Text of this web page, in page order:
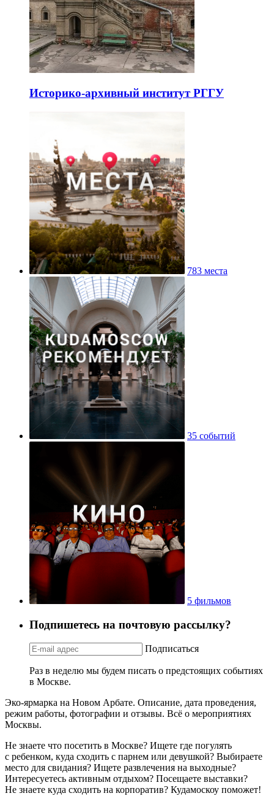
Историко-архивный институт РГГУ
783 места
35 событий
5 фильмов
Подпишетесь на почтовую рассылку?
Подписаться
Раз в неделю мы будем писать о предстоящих событиях
в Москве.
Эко-ярмарка на Новом Арбате. Описание, дата проведения,
режим работы, фотографии и отзывы. Всё о мероприятиях
Москвы.
Не знаете что посетить в Москве? Ищете где погулять
с ребенком, куда сходить с парнем или девушкой? Выбираете
место для свидания? Ищете развлечения на выходные?
Интересуетесь активным отдыхом? Посещаете выставки?
Не знаете куда сходить на корпоратив? Кудамоскоу поможет!